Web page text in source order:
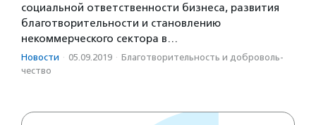
социальной ответственности бизнеса, развития
благотворительности и становлению
некоммерческого сектора в…
Новости · 05.09.2019 · Благотвори­тель­ность и доброволь­
чест­во